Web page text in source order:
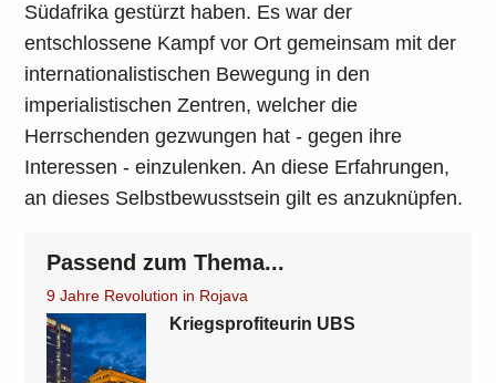
Südafrika gestürzt haben. Es war der
entschlossene Kampf vor Ort gemeinsam mit der
internationalistischen Bewegung in den
imperialistischen Zentren, welcher die
Herrschenden gezwungen hat - gegen ihre
Interessen - einzulenken. An diese Erfahrungen,
an dieses Selbstbewusstsein gilt es anzuknüpfen.
Passend zum Thema...
9 Jahre Revolution in Rojava
Kriegsprofiteurin UBS